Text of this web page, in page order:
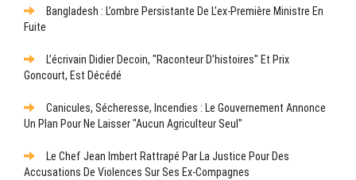
Bangladesh : L’ombre Persistante De L’ex-Première Ministre En
Fuite
L’écrivain Didier Decoin, "raconteur D’histoires" Et Prix
Goncourt, Est Décédé
Canicules, Sécheresse, Incendies : Le Gouvernement Annonce
Un Plan Pour Ne Laisser "aucun Agriculteur Seul"
Le Chef Jean Imbert Rattrapé Par La Justice Pour Des
Accusations De Violences Sur Ses Ex-Compagnes